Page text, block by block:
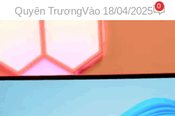
Quyên TrươngVào 18/04/2025 0